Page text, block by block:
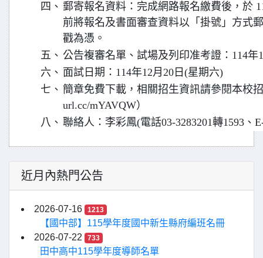
四、 郵寄報名資料：完成網路報名繳費後，於
前將報名及書面審查資料以「掛號」方式
戳為憑。
五、 公告複審名單、試場及列印准考證：114年
六、 面試日期：114年12月20日(星期六)
七、 簡章免費下載，相關招生資訊請參閱本校
url.cc/mYAVQW）
八、 聯絡人：李彩鳳(電話03-3283201轉1593、
近月內熱門公告
2026-07-16 1213
【國中部】115學年度國中新生縣府編班名冊
2026-07-22
733
田中高中115學年度導師名單